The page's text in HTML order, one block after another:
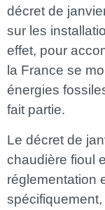
décret de
sur les
effet, pour
la France se
énergies
fait partie.
Le décret de
chaudière fioul
réglementation